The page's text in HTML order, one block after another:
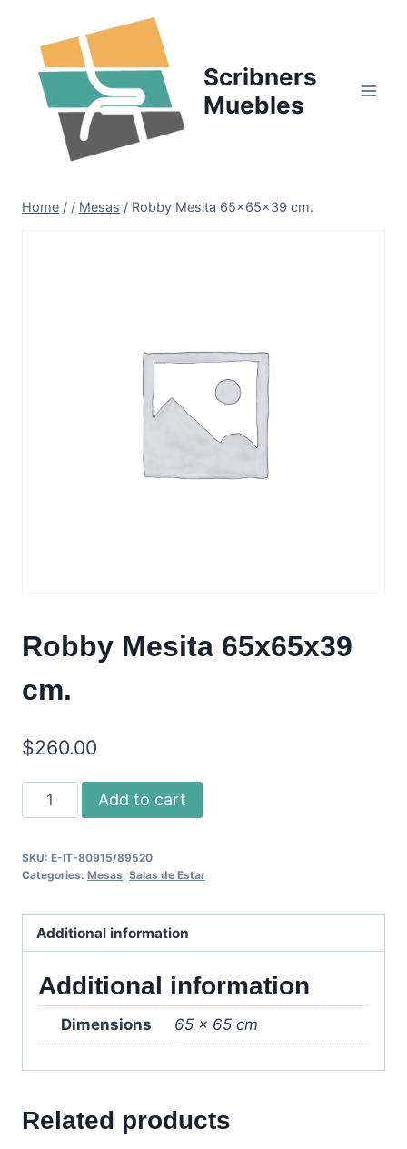
content
Scribners
Muebles
Home / / Mesas / Robby Mesita 65x65x39 cm.
Robby Mesita 65x65x39
cm.
$260.00
Robby
Mesita
cm.
Add to cart
SKU: E-IT-80915/89520
Categories: Mesas Salas de Estar
Additional information
Additional information
Dimensions 65 × 65 cm
Related products